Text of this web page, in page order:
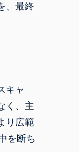
、最終
キャ
く、主
り広範
を断ち